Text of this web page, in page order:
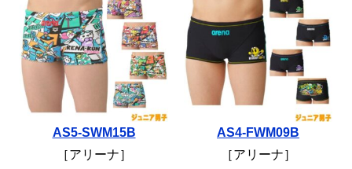
AS5-SWM15B
［アリーナ］
AS4-FWM09B
［アリーナ］